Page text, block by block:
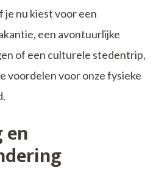
nu kiest voor een
een avontuurlijke
of een culturele stedentrip,
voordelen voor onze fysieke